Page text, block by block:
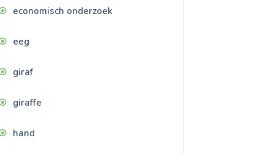
economisch onderzoek
eeg
giraf
giraffe
hand